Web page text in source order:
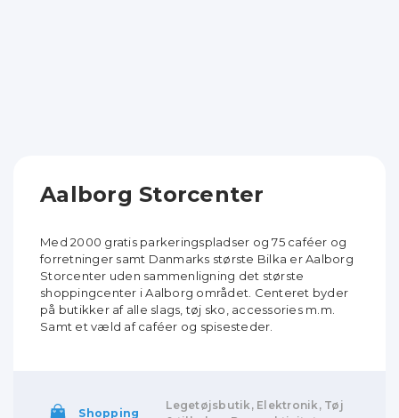
Aalborg Storcenter
Med 2000 gratis parkeringspladser og 75 caféer og
forretninger samt Danmarks største Bilka er Aalborg
Storcenter uden sammenligning det største
shoppingcenter i Aalborg området. Centeret byder
på butikker af alle slags, tøj sko, accessories m.m.
Samt et væld af caféer og spisesteder.
Shopping
Legetøjsbutik, Elektronik, Tøj